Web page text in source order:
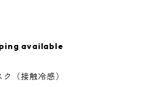
available
（接触冷感）